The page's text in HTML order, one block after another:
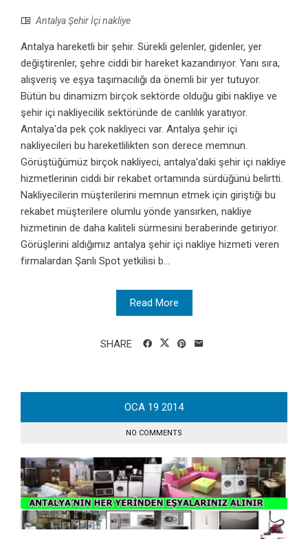
Antalya Şehir İçi nakliye
Antalya hareketli bir şehir. Sürekli gelenler, gidenler, yer
değiştirenler, şehre ciddi bir hareket kazandırıyor. Yanı sıra,
alışveriş ve eşya taşımacılığı da önemli bir yer tutuyor.
Bütün bu dinamizm birçok sektörde olduğu gibi nakliye ve
şehir içi nakliyecilik sektöründe de canlılık yaratıyor.
Antalya'da pek çok nakliyeci var. Antalya şehir içi
nakliyecileri bu hareketlilikten son derece memnun.
Görüştüğümüz birçok nakliyeci, antalya'daki şehir içi nakliye
hizmetlerinin ciddi bir rekabet ortamında sürdüğünü belirtti.
Nakliyecilerin müşterilerini memnun etmek için giriştiği bu
rekabet müşterilere olumlu yönde yansırken, nakliye
hizmetinin de daha kaliteli sürmesini beraberinde getiriyor.
Görüşlerini aldığımız antalya şehir içi nakliye hizmeti veren
firmalardan Şanlı Spot yetkilisi b...
Read More
SHARE
OCA 19 2014
NO COMMENTS